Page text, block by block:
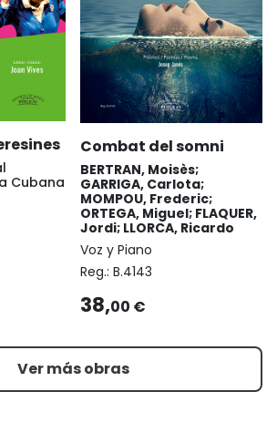
Cubana
Combat del somni
BERTRAN, Moisès;
GARRIGA, Carlota;
MOMPOU, Frederic;
ORTEGA, Miguel; FLAQUER,
Jordi; LLORCA, Ricardo
Voz y Piano
Reg.: B.4143
38,00 €
Ver más obras